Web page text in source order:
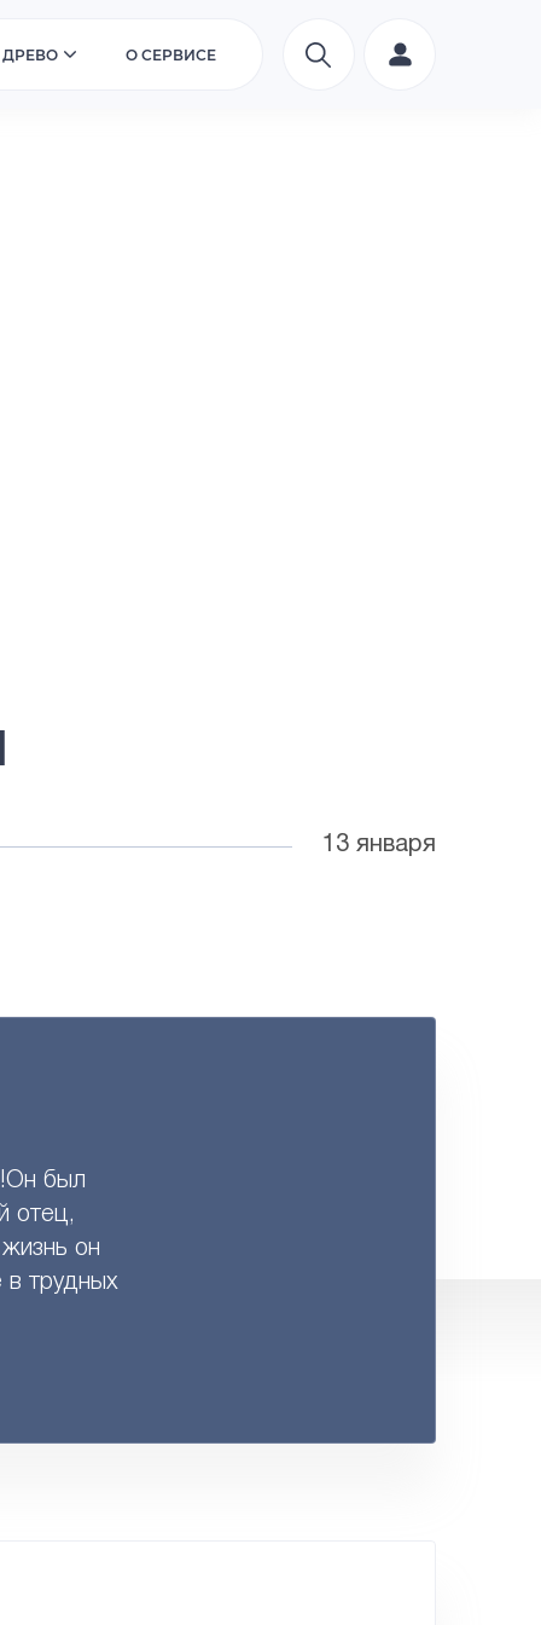
ДРЕВО О СЕРВИСЕ
13 января
был
отец,
он
в трудных